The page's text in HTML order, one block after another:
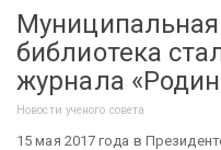
Муниципальная
библиотека
журнала
Новости ученого совета
15 мая 2017 года в